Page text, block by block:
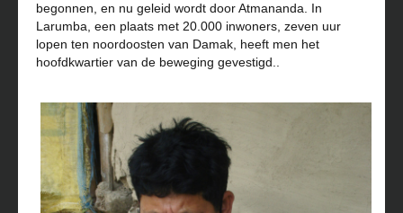
begonnen, en nu geleid wordt door Atmananda. In
Larumba, een plaats met 20.000 inwoners, zeven uur
lopen ten noordoosten van Damak, heeft men het
hoofdkwartier van de beweging gevestigd..